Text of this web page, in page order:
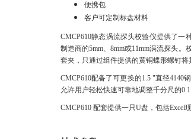
便携包
客户可定制标盘材料
CMCP610静态涡流探头校验仪提供了一
制造商的5mm、8mm或11mm涡流探头
套夹，只通过组件提供的黄铜蝶形螺钉将
CMCP610配备了可更换的1.5 "直径4140
允许用户轻松快速可靠地调整千分尺的
CMCP610 配套提供一只U盘，包括Excel